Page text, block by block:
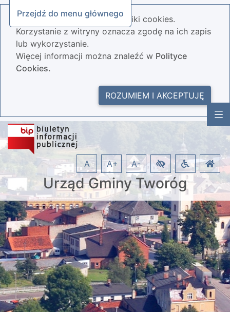
Przejdź do menu głównego
Nasza strona wykorzystuje pliki cookies.
Korzystanie z witryny oznacza zgodę na ich zapis
lub wykorzystanie.
Więcej informacji można znaleźć w Polityce
Cookies.
ROZUMIEM I AKCEPTUJĘ
Urząd Gminy Tworóg
A A+ A-